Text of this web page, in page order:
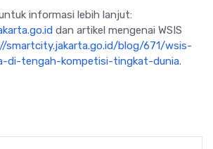
informasi lebih lanjut:
dan artikel mengenai WSIS
smartcity.jakarta.go.id/blog/671/wsis-
di-tengah-kompetisi-tingkat-dunia.